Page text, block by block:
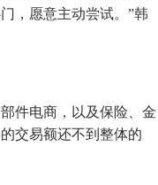
，愿意主动尝试。”韩
件电商，以及保险、金
交易额还不到整体的